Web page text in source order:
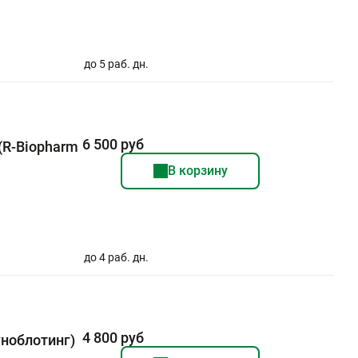
до 5 раб. дн.
Biopharm 6 500 руб
В корзину
до 4 раб. дн.
4 800 руб